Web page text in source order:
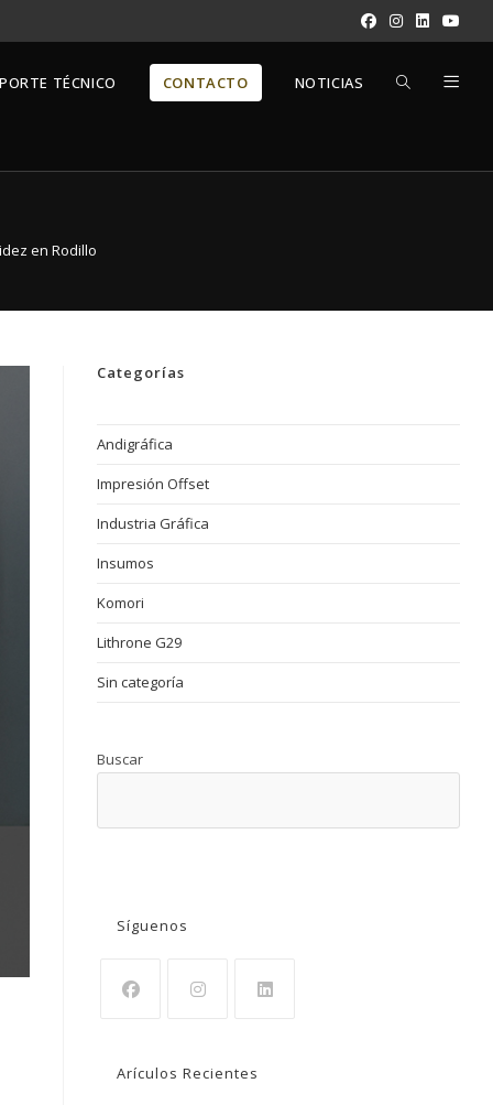
TÉCNICO CONTACTO NOTICIAS
en Rodillo
Categorías
Andigráfica
Impresión Offset
Industria Gráfica
Insumos
Komori
Lithrone G29
Sin categoría
Buscar
Síguenos
Arículos Recientes